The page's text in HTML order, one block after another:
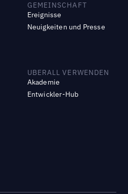
GEMEINSCHAFT
Ereignisse
Neuigkeiten und Presse
UBERALL VERWENDEN
Akademie
Entwickler-Hub